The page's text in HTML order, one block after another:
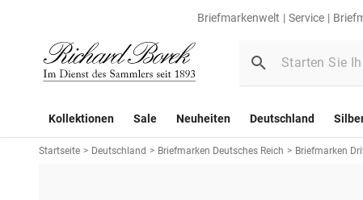
Briefmarkenwelt Service
Kollektionen Sale Neuheiten Deutschland
Startseite > Deutschland > Briefmarken Deutsches Reich > Briefmarken